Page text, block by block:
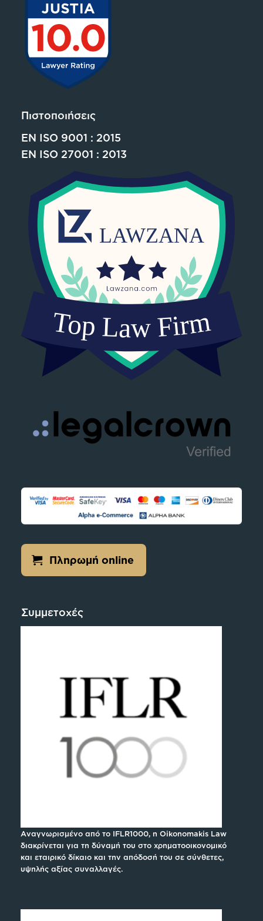
Πιστοποιήσεις
EN ISO 9001 : 2015
EN ISO 27001 : 2013
Πληρωμή online
Συμμετοχές
Αναγνωρισμένο από το IFLR1000, η Oikonomakis Law
διακρίνεται για τη δύναμή του στο χρηματοοικονομικό
και εταιρικό δίκαιο και την απόδοσή του σε σύνθετες,
υψηλής αξίας συναλλαγές.